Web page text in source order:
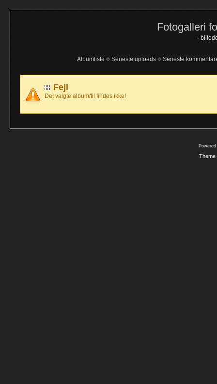
Fotogalleri
-
Albumliste Seneste uploads Seneste
Fejl
Det valgte album/fil findes ikke!
Theme